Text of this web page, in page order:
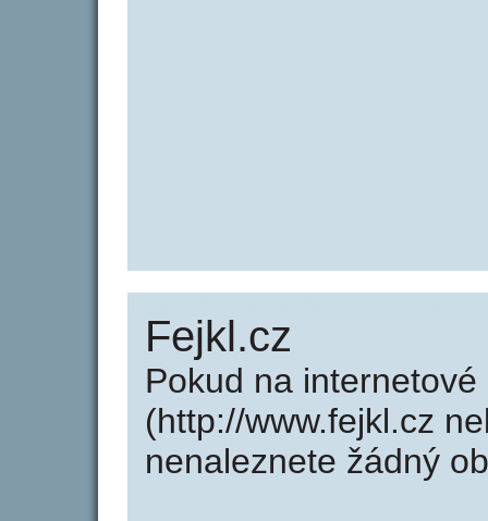
Fejkl.cz
Pokud na
(http://www.fejkl.cz
nenaleznete žádný